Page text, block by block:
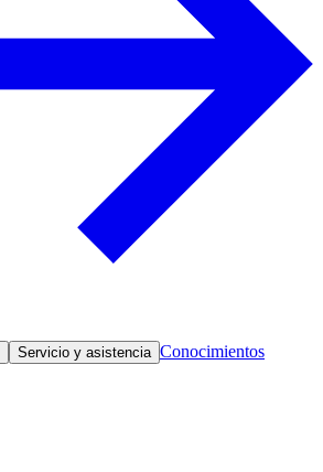
Servicio y asistencia Conocimientos